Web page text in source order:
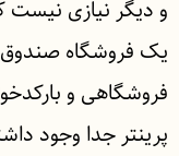
و دیگر نیازی نیست
یک فروشگاه صندوق
فروشگاهی و
پرینتر جدا وجود